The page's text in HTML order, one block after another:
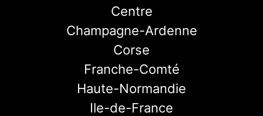
Centre
Champagne-Ardenne
Corse
Franche-Comté
Haute-Normandie
Ile-de-France